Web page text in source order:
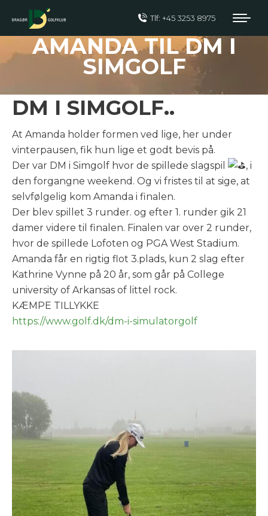
Tlf: +45 3253 8975
AMANDA TIL DM I
SIMGOLF
DM I SIMGOLF..
At Amanda holder formen ved lige, her under
vinterpausen, fik hun lige et godt bevis på.
Der var DM i Simgolf hvor de spillede slagspil
, i
den forgangne weekend. Og vi fristes til at sige, at
selvfølgelig kom Amanda i finalen.
Der blev spillet 3 runder. og efter 1. runder gik 21
damer videre til finalen. Finalen var over 2 runder,
hvor de spillede Lofoten og PGA West Stadium.
Amanda får en rigtig flot 3.plads, kun 2 slag efter
Kathrine Vynne på 20 år, som går på College
university of Arkansas of littel rock.
KÆMPE TILLYKKE
https://www.golf.dk/dm-i-simulatorgolf